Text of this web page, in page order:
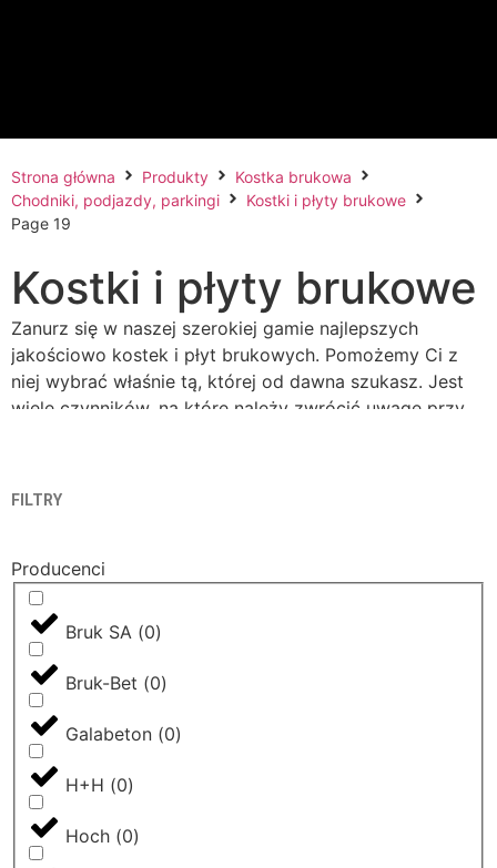
Strona główna Produkty
Kostka brukowa
Chodniki, podjazdy, parkingi
Kostki i płyty brukowe
Page 19
Kostki i płyty brukowe
Zanurz się w naszej szerokiej gamie najlepszych
jakościowo kostek i płyt brukowych. Pomożemy Ci z
niej wybrać właśnie tą, której od dawna szukasz. Jest
wiele czynników, na które należy zwrócić uwagę przy
wzornictwo), struktura (odporność na eksploatację) czy
zawiera swój niepowtarzalny design. Mono-
kolorystyczne wykończenie, melanże kolorów czy
delikatna faktura kruszców szlachetnych- z taką gamą
bez wątpienia wybierzesz coś dla siebie.
FILTRY
Producenci
Bruk SA (0)
Bruk-Bet (0)
Galabeton (0)
H+H (0)
Hoch (0)